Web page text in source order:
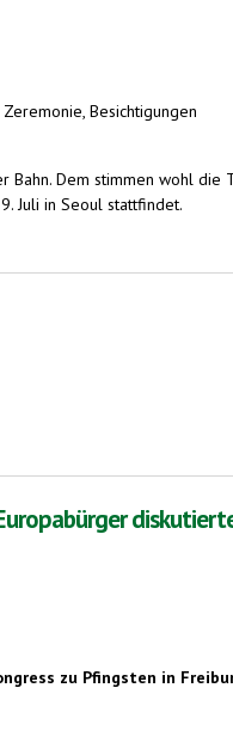
Besichtigungen
Dem stimmen wohl
Juli in Seoul stattfindet.
zu Pfingsten in
mit Esperanto-sprechenden